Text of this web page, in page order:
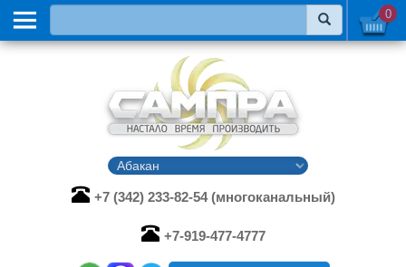
+7 (342) 233-82-54 (многоканальный)
+7-919-477-4777
0